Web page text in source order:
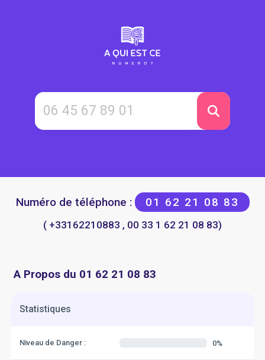
Numéro de téléphone : 01 62 21 08 83
( +33162210883 , 00 33 1 62 21 08 83)
A Propos du 01 62 21 08 83
Statistiques
Niveau de Danger : 0%